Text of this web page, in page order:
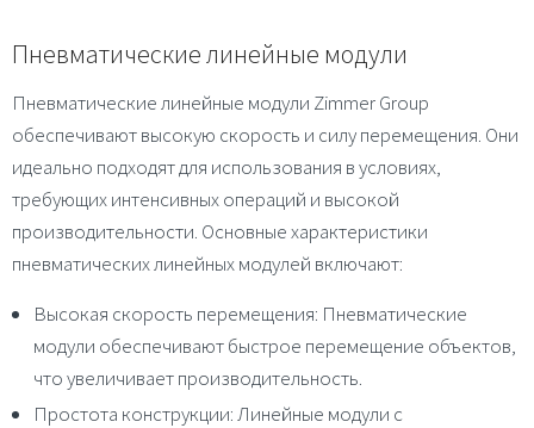
Пневматические линейные модули
Пневматические линейные модули Zimmer Group
обеспечивают высокую скорость и силу перемещения. Они
идеально подходят для использования в условиях,
требующих интенсивных операций и высокой
производительности. Основные характеристики
пневматических линейных модулей включают:
Высокая скорость перемещения: Пневматические
модули обеспечивают быстрое перемещение объектов,
что увеличивает производительность.
Простота конструкции: Линейные модули с